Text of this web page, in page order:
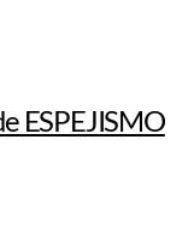
ESPEJISMO